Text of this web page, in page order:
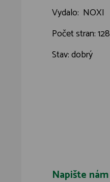
Vydalo: NOXI
Počet stran: 128
Stav: dobrý
Napište nám